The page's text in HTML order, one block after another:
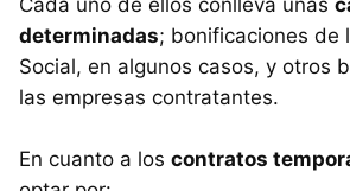
determinadas; bonificaciones de
Social, en algunos casos, y otros
las empresas contratantes.
En cuanto a los contratos